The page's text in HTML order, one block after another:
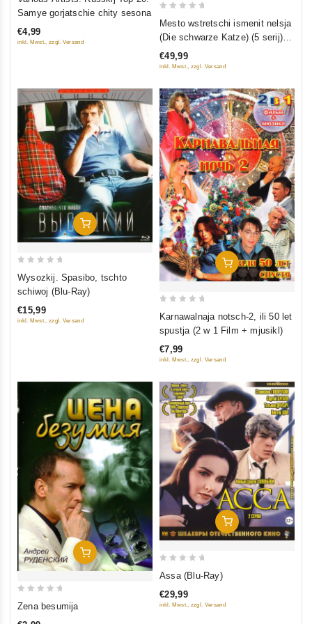
5
Samye gorjatschie chity sesona
€4,99
inkl. Mwst., zzgl. Versand
5
Mesto wstretschi ismenit nelsja
(Die schwarze Katze) (5 serij) (2
Blu-Ray)
€49,99
inkl. Mwst., zzgl. Versand
In Den Warenkorb
out
5
Wysozkij. Spasibo, tschto
schiwoj (Blu-Ray)
€15,99
inkl. Mwst., zzgl. Versand
In Den Warenkorb
5
Karnawalnaja notsch-2, ili 50 let
spustja (2 w 1 Film + mjusikl)
€7,99
inkl. Mwst., zzgl. Versand
In Den Warenkorb
Zena besumija
In Den Warenkorb
of
Assa (Blu-Ray)
€29,99
inkl. Mwst., zzgl. Versand